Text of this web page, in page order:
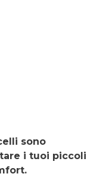
sono
i tuoi piccoli